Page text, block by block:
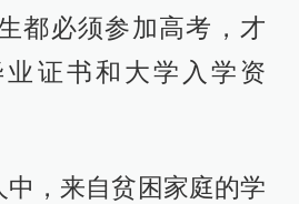
都必须参加高考，才
证书和大学入学资
，来自贫困家庭的学